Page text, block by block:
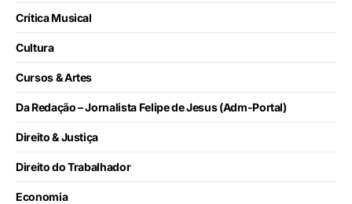
Crítica Musical
Cultura
Cursos & Artes
Da Redação – Jornalista Felipe de Jesus (Adm-Portal)
Direito & Justiça
Direito do Trabalhador
Economia